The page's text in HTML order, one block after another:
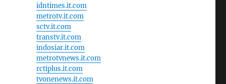
idntimes.it.com
metrotv.it.com
sctv.it.com
transtv.it.com
indosiar.it.com
metrotvnews.it.com
rctiplus.it.com
tvonenews.it.com